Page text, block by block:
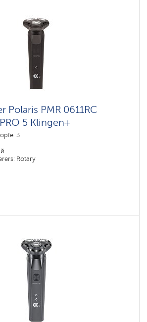
Polaris PMR 0611RC
5 Klingen+
3
Rotary